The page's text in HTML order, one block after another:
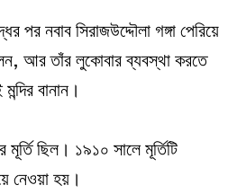
পর নবাব সিরাজউদ্দৌলা গঙ্গা পেরিয়ে
আর তাঁর লুকোবার ব্যবস্থা করতে
বানান।
ছিল। ১৯১০ সালে মূর্তিটি
নেওয়া হয়।